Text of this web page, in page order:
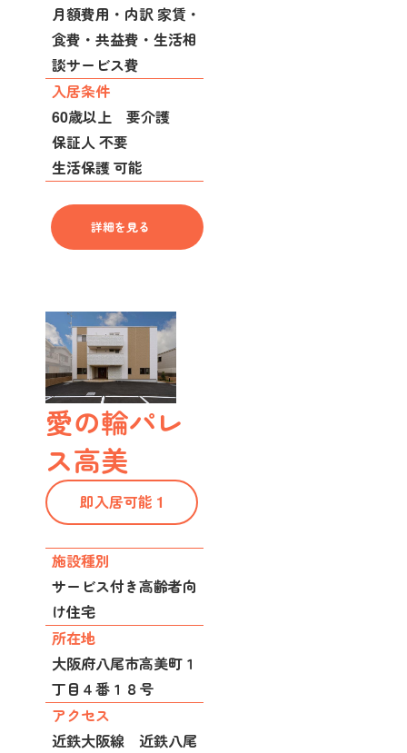
月額費用・内訳 家賃・
食費・共益費・生活相
談サービス費
入居条件
60歳以上 要介護
保証人 不要
生活保護 可能
詳細を見る
愛の輪パレ
ス高美
即入居可能 1
施設種別
サービス付き高齢者向
け住宅
所在地
大阪府八尾市高美町１
丁目４番１８号
アクセス
近鉄大阪線 近鉄八尾